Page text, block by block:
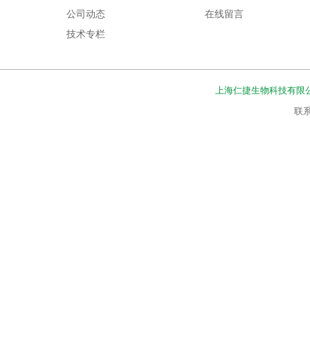
公司动态
技术专栏
在线留言
上海仁捷生物科技有限
联